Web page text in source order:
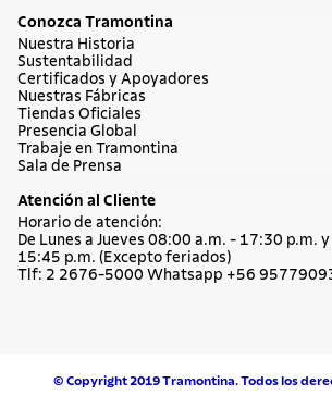
Conozca Tramontina
Nuestra Historia
Sustentabilidad
Certificados y Apoyadores
Nuestras Fábricas
Tiendas Oficiales
Presencia Global
Trabaje en Tramontina
Sala de Prensa
Atención al Cliente
Horario de atención:
De Lunes a Jueves 08:00 a.m. - 17:30 p.m.
15:45 p.m. (Excepto feriados)
Tlf: 2 2676-5000 Whatsapp +56
© Copyright 2019 Tramontina. Todos los